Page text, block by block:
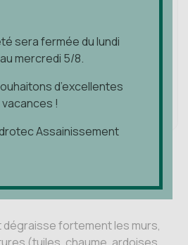
au panier
fortement les murs,
sera fermée du lundi
mercredi 5/8.
d’excellentes
vacances !
Assainissement
sera fermée du lundi
mercredi 5/8.
d’excellentes
vacances !
Assainissement